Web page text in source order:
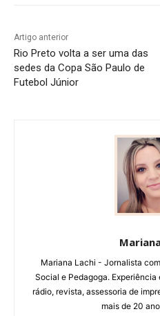
Artigo anterior
Rio Preto volta a ser uma das
sedes da Copa São Paulo de
Futebol Júnior
Mariana Lachi - Jornalista
Social e Pedagoga. Experiência
rádio, revista, assessoria de
mais de 20